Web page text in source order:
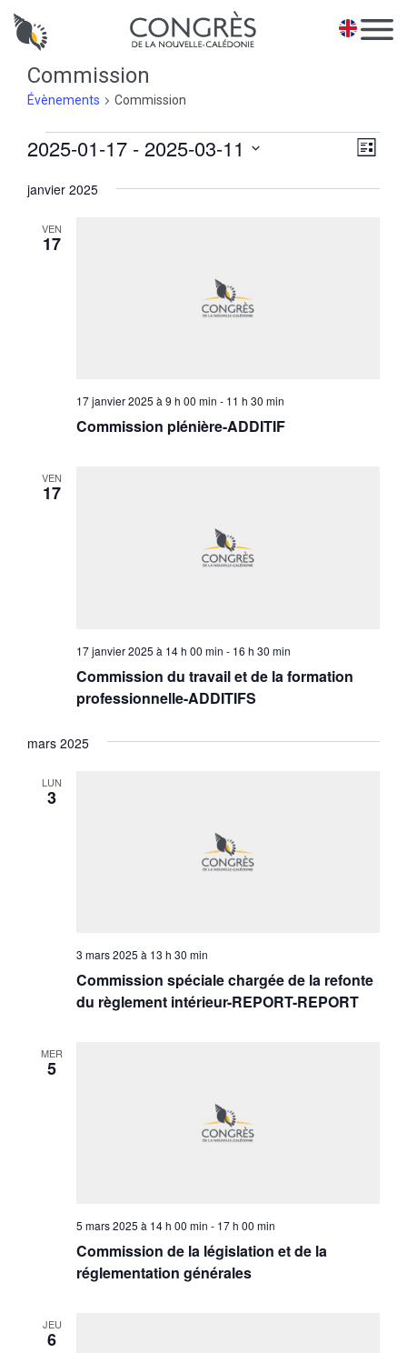
EN
Commission
Évènements Commission
Évènements
vues
Liste
2025-01-17 - 2025-03-11
une
janvier 2025
VEN
17
Commission plénière-ADDITIF
17 janvier 2025 à 9 h 00 min - 11 h 30 min
VEN
17
Commission du travail et de la formation
professionnelle-ADDITIFS
17 janvier 2025 à 14 h 00 min - 16 h 30 min
mars 2025
LUN
3
Commission spéciale chargée de la refonte
du règlement intérieur-REPORT-REPORT
3 mars 2025 à 13 h 30 min
MER
5
Commission de la législation et de la
réglementation générales
5 mars 2025 à 14 h 00 min - 17 h 00 min
JEU
6
Panneau de gestion des cookies